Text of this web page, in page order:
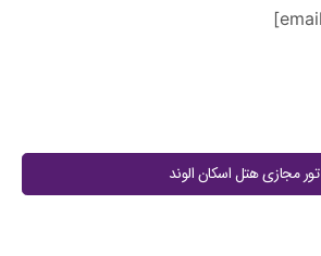
تور مجازی هتل اسکان الوند